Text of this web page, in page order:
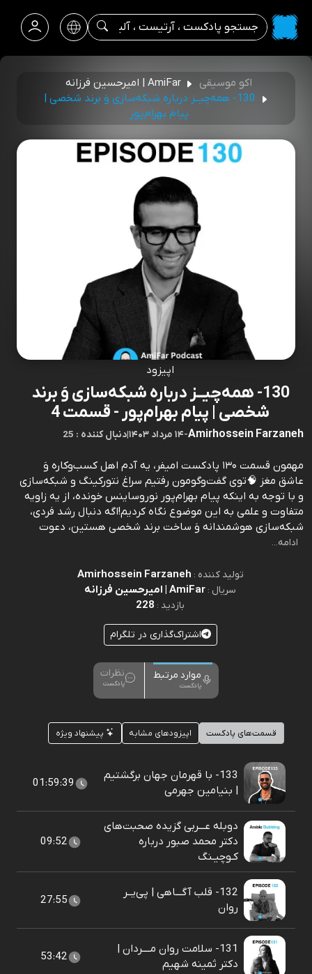
اکو موسیقی
AmiFar | امیرحسین فرزانه
130- همه‌چیــز درباره شبکه‌سازی وَ برند شخصی |
پيام بهرام‌پور
اپیزود
130- همه‌چیــز درباره شبکه‌سازی وَ برند
شخصی | پيام بهرام‌پور - قسمت 4
Amirhossein Farzaneh
-۱۴ مرداد ۱۴۰۳ |25 : دنبال کننده
مهمون قسمت ۱۳۰ پادکست امیفر، یه آدم اهل کسب‌وکاره وَ
عاشق مغز 🧠توی گفت‌وگومون رفتیم سراغ نتورکینگ و شبکه‌سازی
و با توجه به اینکه پیام بهرام‌پور نوروساینس خونده، از یه زاویه
متفاوت و علمی به این موضوع نگاه کردیم!اگه دنبال رشد فردی،
شبکه‌سازی هوشمندانه وَ ساخت برند شخصی هستین، دعوت
ادامه...
تولید کننده : Amirhossein Farzaneh
سریال : AmiFar | امیرحسین فرزانه
بازدید : 228
اشتراک‌گذاری در تلگرام
موارد مرتبط
پادکست
نظرات
پادکست
قسمت‌های پادکست اپیزودهای مشابه پیشنهاد ویژه
133- با قهرمان جهان برگشتیم
| بنیامین جهرمی
01:59:39
دوبله عـــربی گزیده صحبت‌های
دکتر محمد صبور درباره
کـوچیـنگ
09:52
132- قلب آگـــاهی | پی‌یــر
روان
27:55
131- سلامت روان مــــردان |
دکتر ثمینه شهیم
53:42